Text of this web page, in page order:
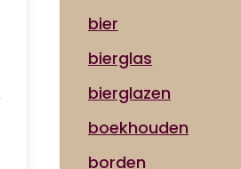
bier
bierglas
bierglazen
boekhouden
borden